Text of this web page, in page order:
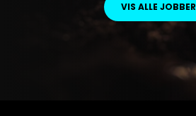
VIS ALLE JOBBER